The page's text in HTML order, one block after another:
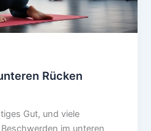
Rücken
Gut, und viele
im unteren